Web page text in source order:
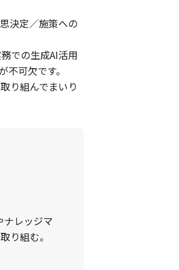
決定／施策への
での生成AI活用
可欠です。
り組んでまいり
ナレッジマ
り組む。